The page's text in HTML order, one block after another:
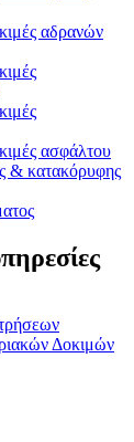
αδρανών
ασφάλτου
& κατακόρυφης
Δοκιμών